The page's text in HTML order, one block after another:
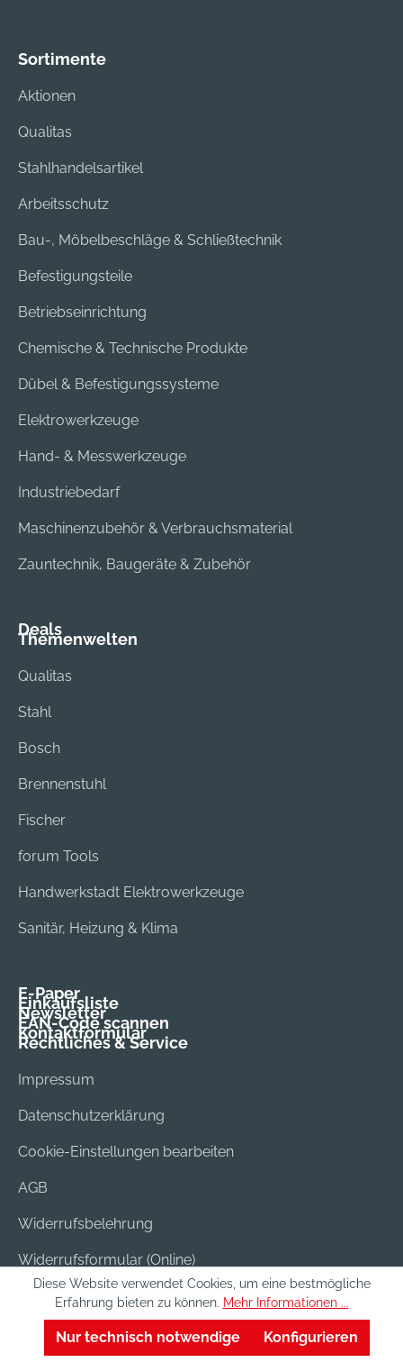
Sortimente
Aktionen
Qualitas
Stahlhandelsartikel
Arbeitsschutz
Bau-, Möbelbeschläge & Schließtechnik
Befestigungsteile
Betriebseinrichtung
Chemische & Technische Produkte
Dübel & Befestigungssysteme
Elektrowerkzeuge
Hand- & Messwerkzeuge
Industriebedarf
Maschinenzubehör & Verbrauchsmaterial
Zauntechnik, Baugeräte & Zubehör
Deals
Themenwelten
Qualitas
Stahl
Bosch
Brennenstuhl
Fischer
forum Tools
Handwerkstadt Elektrowerkzeuge
Sanitär, Heizung & Klima
E-Paper
Einkaufsliste
Newsletter
EAN-Code scannen
Kontaktformular
Rechtliches & Service
Impressum
Datenschutzerklärung
Cookie-Einstellungen bearbeiten
AGB
Widerrufsbelehrung
Widerrufsformular (Online)
Versand & Bezahlung
Batterieentsorgung
Diese Website verwendet Cookies, um eine bestmögliche
Erfahrung bieten zu können. Mehr Informationen ...
Nur technisch notwendige Konfigurieren